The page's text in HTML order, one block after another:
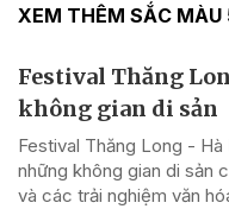
XEM THÊM SẮC MÀU
Festival Thăng
không gian di sản
Festival Thăng Long - Hà
những không gian di sản
và các trải nghiệm văn